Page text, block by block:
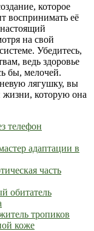
которое
воспринимать её
на свой
Убедитесь,
ведь здоровье
бы, мелочей.
лягушку, вы
жизни, которую она
телефон
адаптации в
часть
обитатель
тропиков
коже